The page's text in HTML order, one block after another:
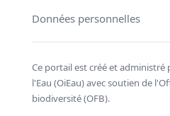
Données personnelles
Ce portail est créé et
l'Eau (OiEau) avec soutien de
biodiversité (OFB).